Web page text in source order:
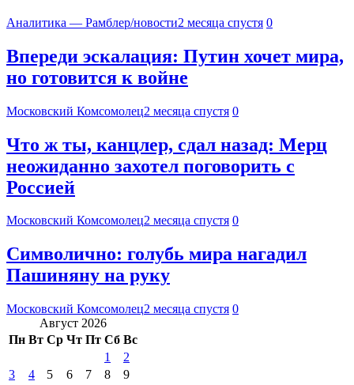
Аналитика — Рамблер/новости2 месяца спустя 0
Впереди эскалация: Путин хочет мира,
но готовится к войне
Московский Комсомолец2 месяца спустя 0
Что ж ты, канцлер, сдал назад: Мерц
неожиданно захотел поговорить с
Россией
Московский Комсомолец2 месяца спустя 0
Символично: голубь мира нагадил
Пашиняну на руку
Московский Комсомолец2 месяца спустя 0
Август 2026
Пн Вт Ср Чт Пт Сб Вс
1
2
3
4 5 6 7 8 9